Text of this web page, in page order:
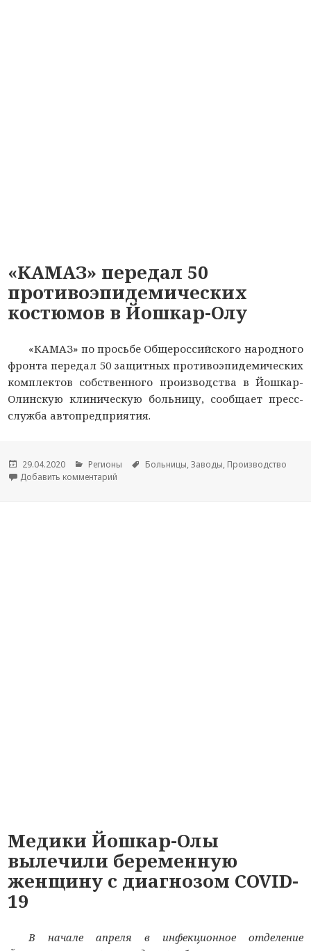
«КАМАЗ» передал 50
противоэпидемических
костюмов в Йошкар-Олу
«КАМАЗ» по просьбе Общероссийского народного
фронта передал 50 защитных противоэпидемических
комплектов собственного производства в Йошкар-
Олинскую клиническую больницу, сообщает пресс-
служба автопредприятия.
Опубликовано
29.04.2020 Рубрики
Регионы Метки
Больницы,Заводы, Производство
Добавить комментарий
Медики Йошкар-Олы
вылечили беременную
женщину с диагнозом COVID-
19
В начале апреля в инфекционное отделение